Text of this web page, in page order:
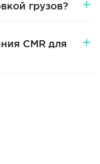
грузов?
CMR для